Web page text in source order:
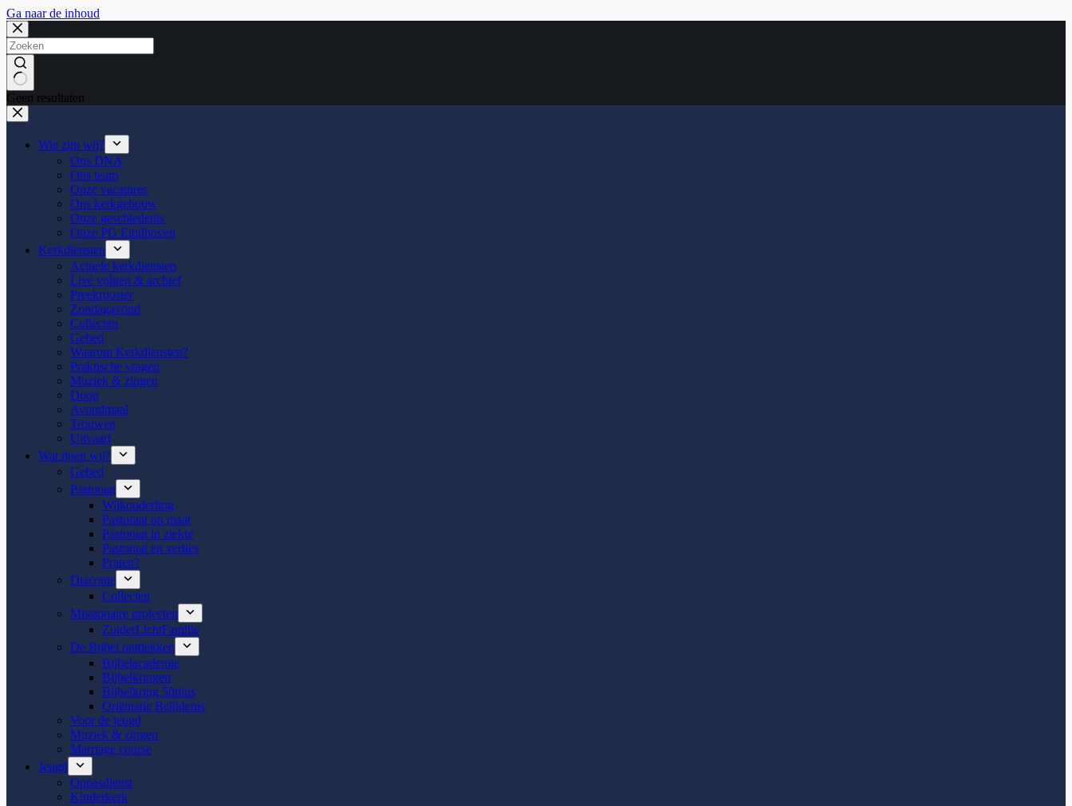
Ga naar de inhoud
Geen resultaten
Wie zijn wij?
Ons DNA
Ons team
Onze vacatures
Ons kerkgebouw
Onze geschiedenis
Onze PG Eindhoven
Kerkdiensten
Actuele kerkdiensten
Live volgen & archief
Preekrooster
Zondagavond
Collecten
Gebed
Waarom Kerkdiensten?
Praktische vragen
Muziek & zingen
Doop
Avondmaal
Trouwen
Uitvaart
Wat doen wij?
Gebed
Pastoraat
Wijkouderling
Pastoraat op maat
Pastoraat in ziekte
Pastoraat en verlies
Praten?
Diaconie
Collecten
Missionaire projecten
ZuiderLichtFamilie
De Bijbel ontdekken
Bijbelacademie
Bijbelkringen
Bijbelkring 50plus
Oriëntatie Belijdenis
Voor de jeugd
Muziek & zingen
Marriage course
Jeugd
Oppasdienst
Kinderkerk